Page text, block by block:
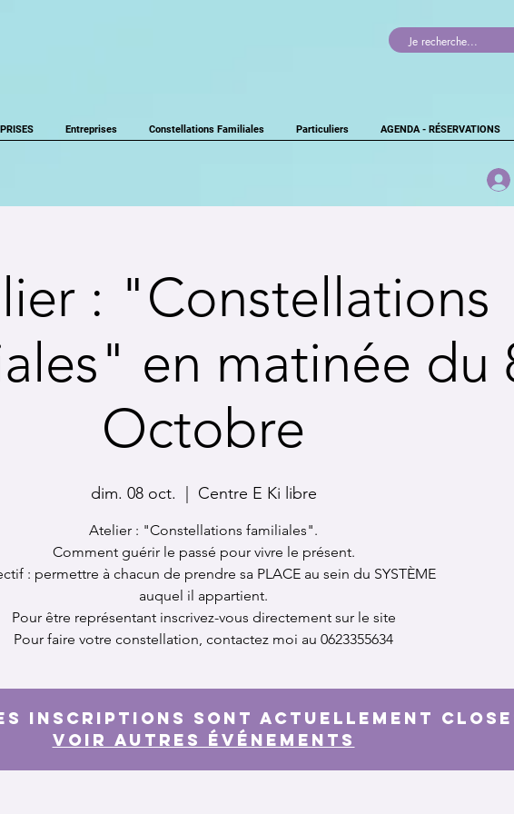
Entreprises Constellations Familiales Particuliers AGENDA - RÉSERVATIONS
: "Constellations
en matinée du
Octobre
dim. 08 oct. Centre E Ki libre
Atelier : "Constellations familiales".
Comment guérir le passé pour vivre le présent.
: permettre à chacun de prendre sa PLACE au sein du SYSTÈME
auquel il appartient.
Pour être représentant inscrivez-vous directement sur le site
Pour faire votre constellation, contactez moi au 0623355634
inscriptions sont actuellement
Voir autres événements